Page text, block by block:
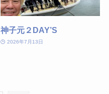
神子元２DAY’S
2026年7月13日